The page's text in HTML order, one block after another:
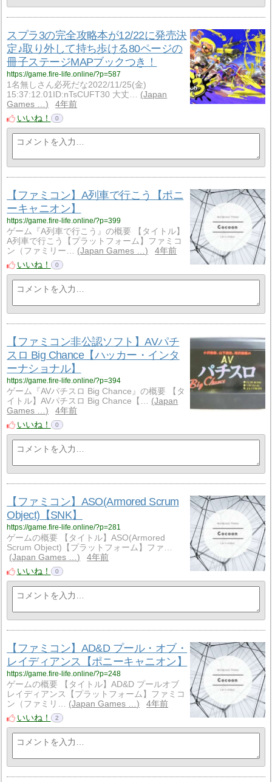
スプラ3の完全攻略本が12/22に発売決
定♪取り外して持ち歩ける80ページの
冊子ステージMAPブックつき！
https://game.fire-life.online/?p=587
1名無しさん必死だな2022/11/25(金)
15:37:12.01ID:nTsCUFT30 大丈…
Japan
Games …
4年前
いいね！
0
【ファミコン】A列車で行こう【ポニ
ーキャニオン】
https://game.fire-life.online/?p=399
ゲーム『A列車で行こう』の概要 【タイトル】
A列車で行こう【プラットフォーム】ファミコ
ン（ファミリー…
Japan Games …
4年前
いいね！
0
【ファミコン非公認ソフト】AVパチ
スロ Big Chance【ハッカー・インタ
ーナショナル】
https://game.fire-life.online/?p=394
ゲーム『AVパチスロ Big Chance』の概要 【タ
イトル】AVパチスロ Big Chance【…
Japan
Games …
4年前
いいね！
0
【ファミコン】ASO(Armored Scrum
Object)【SNK】
https://game.fire-life.online/?p=281
ゲームの概要 【タイトル】ASO(Armored
Scrum Object)【プラットフォーム】ファ…
Japan Games …
4年前
いいね！
0
【ファミコン】AD&D プール・オブ・
レイディアンス【ポニーキャニオン】
https://game.fire-life.online/?p=248
ゲームの概要 【タイトル】AD&D プールオブ
レイディアンス【プラットフォーム】ファミコ
ン（ファミリ…
Japan Games …
4年前
いいね！
2